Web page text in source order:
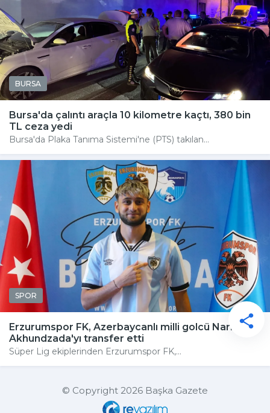
BURSA
Bursa'da çalıntı araçla 10 kilometre kaçtı, 380 bin
TL ceza yedi
Bursa'da Plaka Tanıma Sistemi'ne (PTS) takılan...
SPOR
Erzurumspor FK, Azerbaycanlı milli golcü Nariman
Akhundzada'yı transfer etti
Süper Lig ekiplerinden Erzurumspor FK,...
© Copyright 2026 Başka Gazete